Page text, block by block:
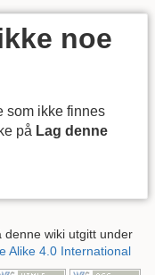
noe
som ikke finnes
på Lag denne
denne wiki utgitt under
Alike 4.0 International